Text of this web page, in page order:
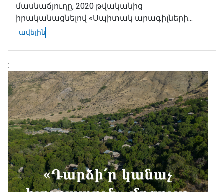
մասնաճյուղը, 2020 թվականից
իրականացնելով «Սպիտակ արագիլների...
ավելին